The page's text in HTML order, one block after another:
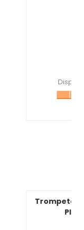
Trompeta